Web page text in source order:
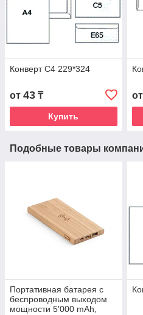
Конверт С4 229*324
от 43 ₸
Купить
от
Подобные товары
Портативная батарея с
беспроводным выходом
мощности 5'000 mAh,